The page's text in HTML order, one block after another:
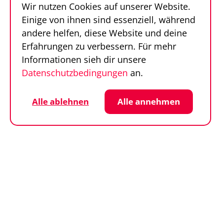
FAQ
Kontakt
Sportfinder in 100
Sekunden
© SportFinder 2026
Datenschutz
Cookie-Einstellungen
Impressum
AGB
Wir nutzen Cookies auf unserer Website.
Einige von ihnen sind essenziell, während
andere helfen, diese Website und deine
Erfahrungen zu verbessern. Für mehr
Informationen sieh dir unsere
Datenschutzbedingungen an.
Alle ablehnen Alle annehmen